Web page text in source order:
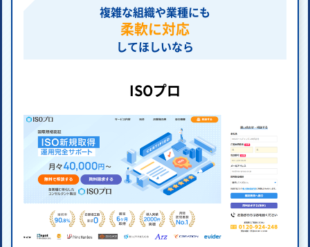
複雑な組織や業種にも
柔軟に対応
してほしいなら
ISOプロ